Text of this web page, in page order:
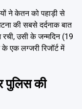
ने केतन को पहाड़ी से
की सबसे दर्दनाक बात
उसी के जन्मदिन (19
एक लग्जरी रिजॉर्ट में
पुलिस की